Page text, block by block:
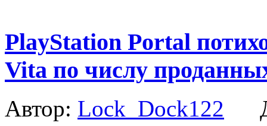
PlayStation Portal
Vita по числу
Автор: Lock_Dock122